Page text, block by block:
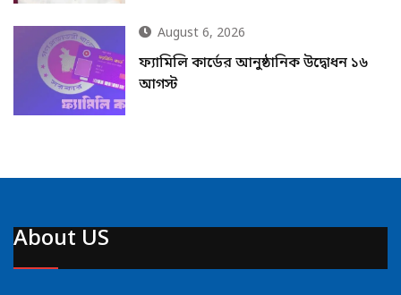
August 6, 2026
ফ্যামিলি কার্ডের আনুষ্ঠানিক উদ্বোধন ১৬
আগস্ট
About US